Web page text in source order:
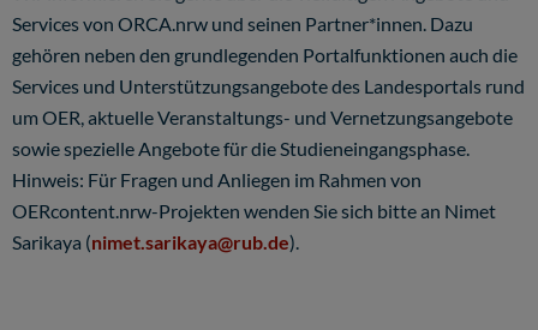
Services von ORCA.nrw und seinen Partner*innen. Dazu
gehören neben den grundlegenden Portalfunktionen auch die
Services und Unterstützungsangebote des Landesportals rund
um OER, aktuelle Veranstaltungs- und Vernetzungsangebote
sowie spezielle Angebote für die Studieneingangsphase.
Hinweis: Für Fragen und Anliegen im Rahmen von
OERcontent.nrw-Projekten wenden Sie sich bitte an Nimet
Sarikaya (nimet.sarikaya@rub.de).